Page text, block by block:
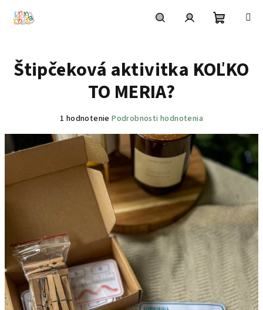
košík
Štipčeková aktivitka KOĽKO
TO MERIA?
Priemerné
produktu
5,0
hviezdičiek.
1 hodnotenie Podrobnosti hodnotenia